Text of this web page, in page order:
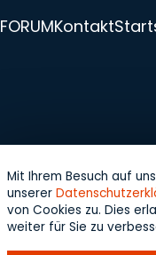
FORUMKontakt
Mit Ihrem Besuch auf
unserer
von Cookies zu. Dies
weiter für Sie zu